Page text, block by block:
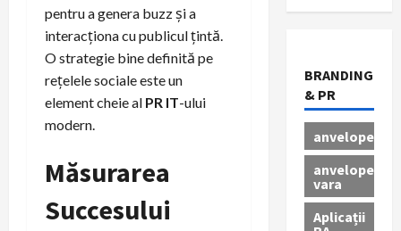
pentru a genera buzz și a
interacționa cu publicul țintă.
O strategie bine definită pe
rețelele sociale este un
element cheie al PR IT-ului
modern.
Măsurarea
Succesului
BRANDING
& PR
anvelope
anvelope
vara
Aplicații